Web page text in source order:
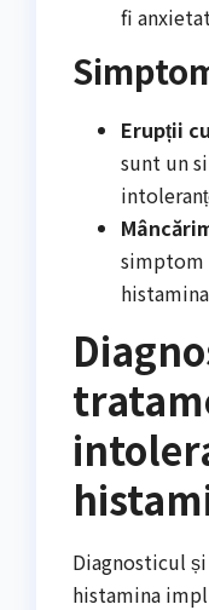
fi
Erupții
sunt un
simptom
Diagnosticul
histamina